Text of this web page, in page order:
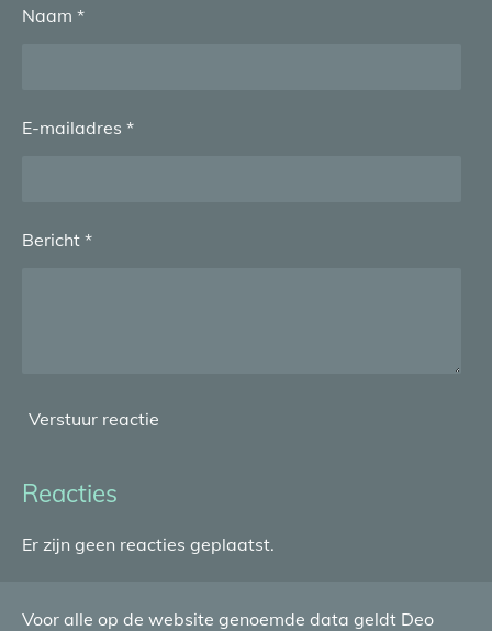
Naam *
E-mailadres *
Bericht *
Verstuur reactie
Reacties
Er zijn geen reacties geplaatst.
Voor alle op de website genoemde data geldt Deo